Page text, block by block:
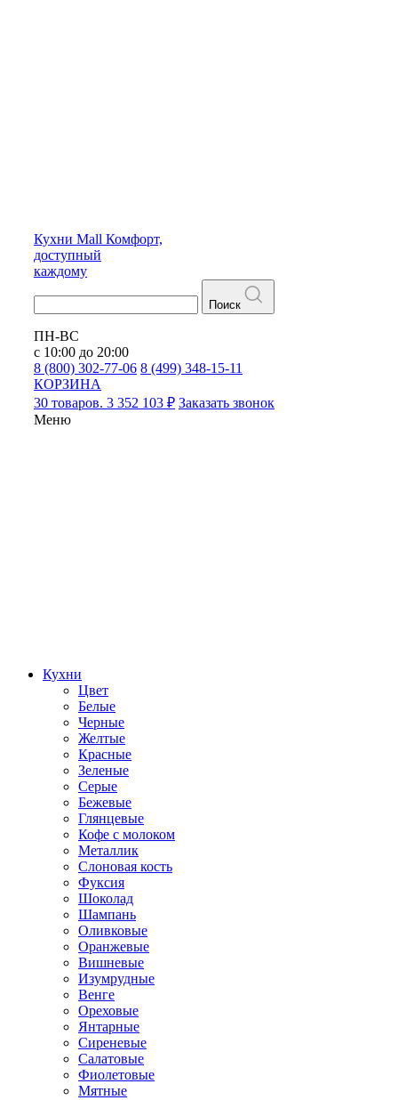
Кухни Mall Комфорт,
доступный
каждому
Поиск
ПН-ВС
с 10:00 до 20:00
8 (800) 302-77-06 8 (499) 348-15-11
КОРЗИНА
30 товаров. 3 352 103 ₽ Заказать звонок
Меню
Кухни
Цвет
Белые
Черные
Желтые
Красные
Зеленые
Серые
Бежевые
Глянцевые
Кофе с молоком
Металлик
Слоновая кость
Фуксия
Шоколад
Шампань
Оливковые
Оранжевые
Вишневые
Изумрудные
Венге
Ореховые
Янтарные
Сиреневые
Салатовые
Фиолетовые
Мятные